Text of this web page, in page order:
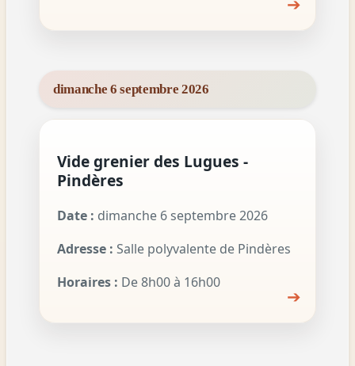
dimanche 6 septembre 2026
Vide grenier des Lugues -
Pindères
Date : dimanche 6 septembre 2026
Adresse : Salle polyvalente de Pindères
Horaires : De 8h00 à 16h00
➔